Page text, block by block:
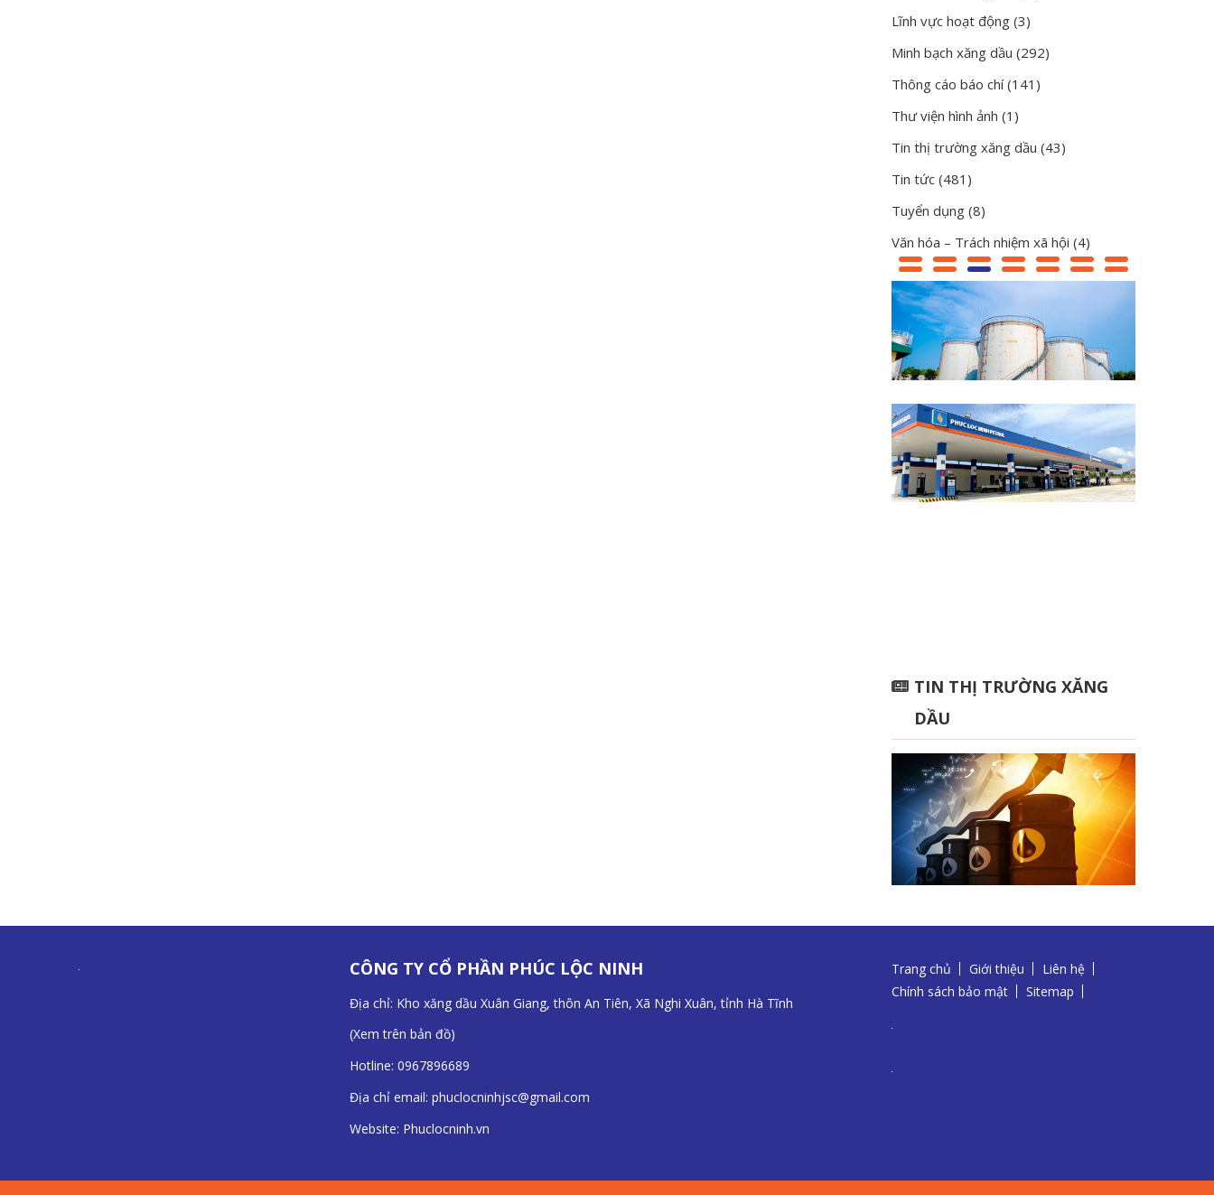
Lĩnh vực hoạt động (3)
Minh bạch xăng dầu (292)
Thông cáo báo chí(141)
Thư viện hình ảnh (1)
Tin thị trường xăng dầu (43)
Tin tức (481)
Tuyển dụng (8)
Văn hóa – Trách nhiệm xã hội (4)
TIN THỊ TRƯỜNG XĂNG
DẦU
CÔNG TY CỔ PHẦN PHÚC LỘC NINH
Địa chỉ: Kho xăng dầu Xuân Giang, thôn An Tiên, Xã Nghi Xuân, tỉnh Hà Tĩnh
(Xem trên bản đồ)
Hotline: 0967896689
Địa chỉ email: phuclocninhjsc@gmail.com
Website: Phuclocninh.vn
Trang chủ Giới thiệu
Liên hệ
Chính sách bảo mật
Sitemap